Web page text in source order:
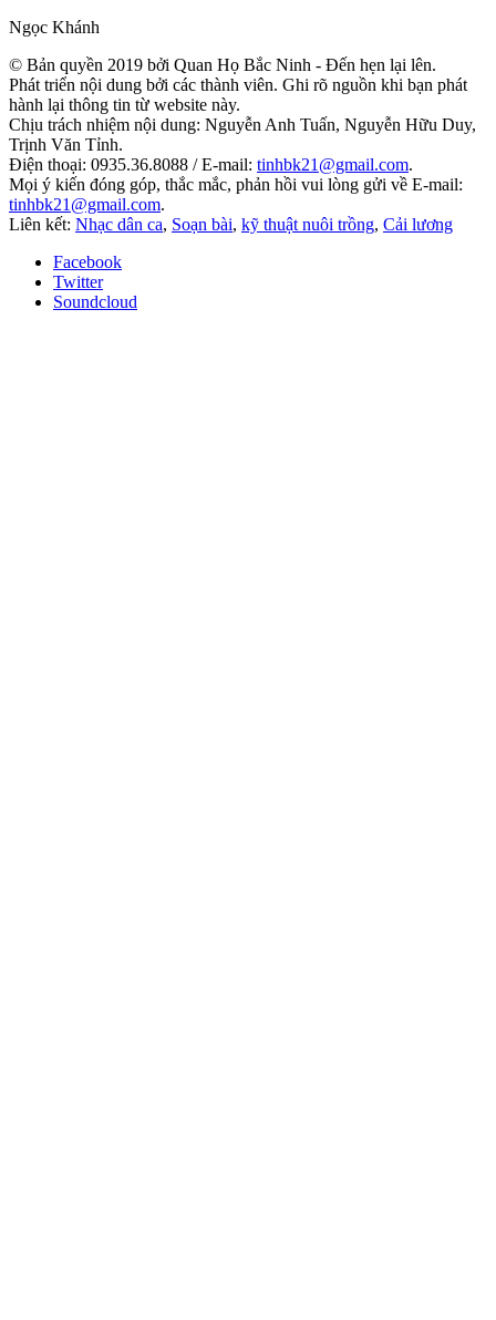
Ngọc Khánh
© Bản quyền 2019 bởi Quan Họ Bắc Ninh - Đến hẹn lại lên.
Phát triển nội dung bởi các thành viên. Ghi rõ nguồn khi bạn phát
hành lại thông tin từ website này.
Chịu trách nhiệm nội dung: Nguyễn Anh Tuấn, Nguyễn Hữu Duy,
Trịnh Văn Tỉnh.
Điện thoại: 0935.36.8088 / E-mail: tinhbk21@gmail.com.
Mọi ý kiến đóng góp, thắc mắc, phản hồi vui lòng gửi về E-mail:
tinhbk21@gmail.com.
Liên kết: Nhạc dân ca, Soạn bài, kỹ thuật nuôi trồng, Cải lương
Facebook
Twitter
Soundcloud